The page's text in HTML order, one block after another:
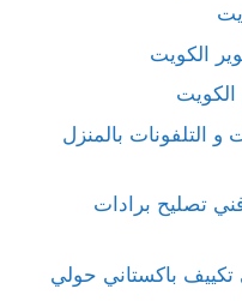
الكويت
الكويت
و التلفونات بالمنزل
حولي 24 ساعة فني تصليح برادات
باكستاني حولي